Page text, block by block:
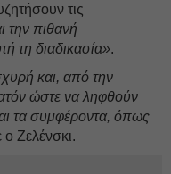
τις
την πιθανή
τη διαδικασία».
και, από την
ώστε να ληφθούν
τα συμφέροντα, όπως
Ζελένσκι.